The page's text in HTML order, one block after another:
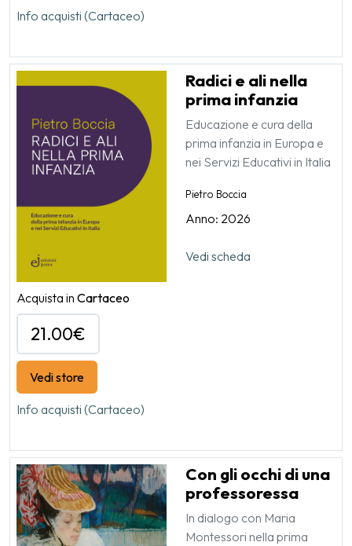
Info acquisti (Cartaceo)
Radici e ali nella
prima infanzia
Educazione e cura della
prima infanzia in Europa e
nei Servizi Educativi in Italia
Pietro Boccia
Anno: 2026
Vedi scheda
Acquista in Cartaceo
21.00€
Vedi store
Info acquisti (Cartaceo)
Con gli occhi di una
professoressa
In dialogo con Maria
Montessori nella prima